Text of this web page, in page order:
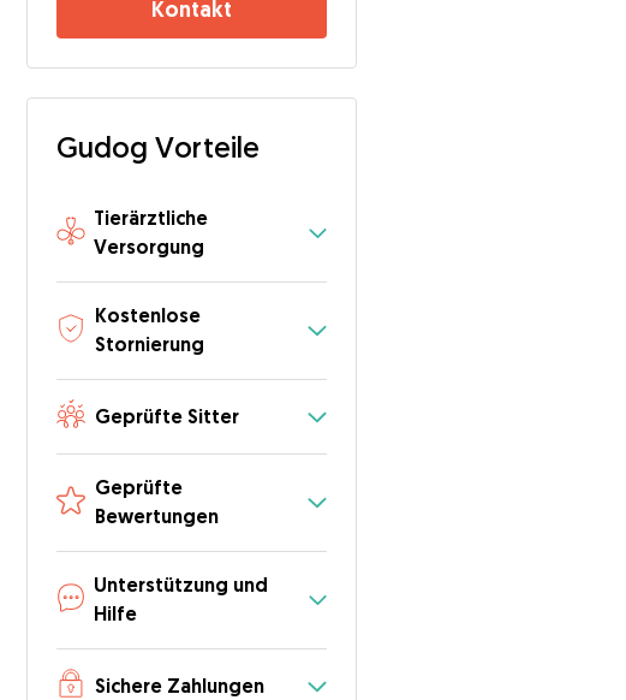
Kontakt
Gudog Vorteile
Tierärztliche
Versorgung
Kostenlose
Stornierung
Geprüfte Sitter
Geprüfte
Bewertungen
Unterstützung und
Hilfe
Sichere Zahlungen